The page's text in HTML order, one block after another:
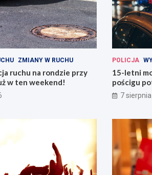
ZMIANY W RUCHU
ruchu na rondzie przy
w ten weekend!
POLICJA
15-letni
pościgu
Lwówku
7